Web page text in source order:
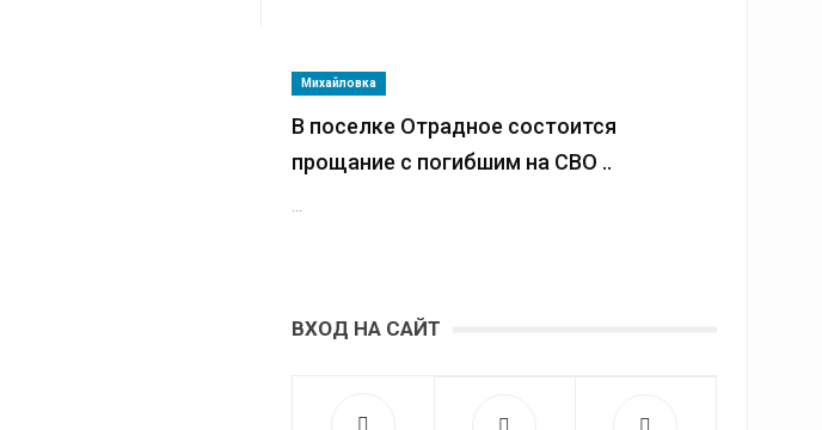
Михайловка
В поселке Отрадное состоится
прощание с погибшим на СВО ..
...
ВХОД НА САЙТ